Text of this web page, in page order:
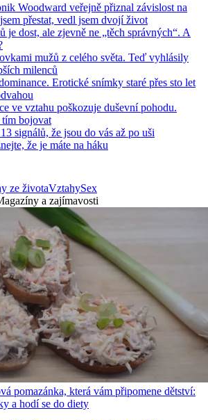
Woodward veřejně přiznal závislost na
přestat, vedl jsem dvojí život
je dost, ale zjevně ne „těch správných“. A
mužů z celého světa. Teď vyhlásily
milenců
Erotické snímky staré přes sto let
ve vztahu poškozuje duševní pohodu.
tím bojovat
signálů, že jsou do vás až po uši
že je máte na háku
ze životaVztahySex
a zajímavosti
pomazánka, která vám připomene dětství:
a hodí se do diety